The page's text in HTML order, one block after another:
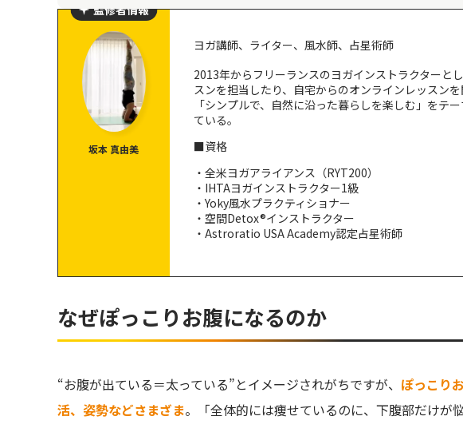
腸活ヨガのやり方って？初心者にもおすすめのポーズ3選
①ねじりのポーズ
②半月ねじりのポーズ
③ガス抜きのポーズ
監修者情報
坂本 真由美
ヨガ講師、ライター、風水師、占星術師
2013年からフリーランスのヨガインストラクターと
スンを担当したり、自宅からのオンラインレッスンを
「シンプルで、自然に沿った暮らしを楽しむ」をテ
ている。
■資格
・全米ヨガアライアンス（RYT200）
・IHTAヨガインストラクター1級
・Yoky風水プラクティショナー
・空間Detox®インストラクター
・Astroratio USA Academy認定占星術師
なぜぽっこりお腹になるのか
“お腹が出ている＝太っている”とイメージされがちですが、 ぽっこり
活、姿勢などさまざま。「全体的には痩せているのに、下腹部だけが